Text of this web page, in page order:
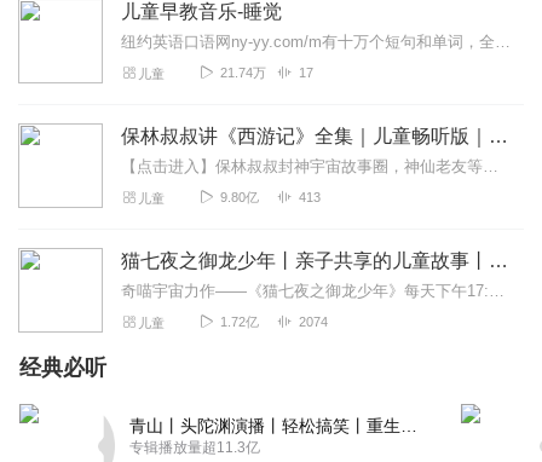
儿童早教音乐-睡觉
纽约英语口语网ny-yy.com/m有十万个短句和单词，全部由美国播音员朗读，发音清晰纯正。请反复按声音按钮，就像对面的播音员教你一样，认真模仿每一句。记在...
儿童 21.74万 17
保林叔叔讲《西游记》全集｜儿童畅听版｜免费
【点击进入】保林叔叔封神宇宙故事圈，神仙老友等你来玩！故事小助手：柚子姐姐（VX)：baolinss保林叔叔讲四大名著点击收听→保林叔叔讲《红楼梦》点击收听→...
儿童 9.80亿 413
猫七夜之御龙少年丨亲子共享的儿童故事丨奇喵宇宙
奇喵宇宙力作——《猫七夜之御龙少年》每天下午17:40，一起踏上契约师的旅途吧！>>>点击收听《蛇繁星之永恒国度》，看在逃公主如何开疆拓土<<<>>>不屈少年的...
儿童 1.72亿 2074
经典必听
专辑播放量超11.3亿